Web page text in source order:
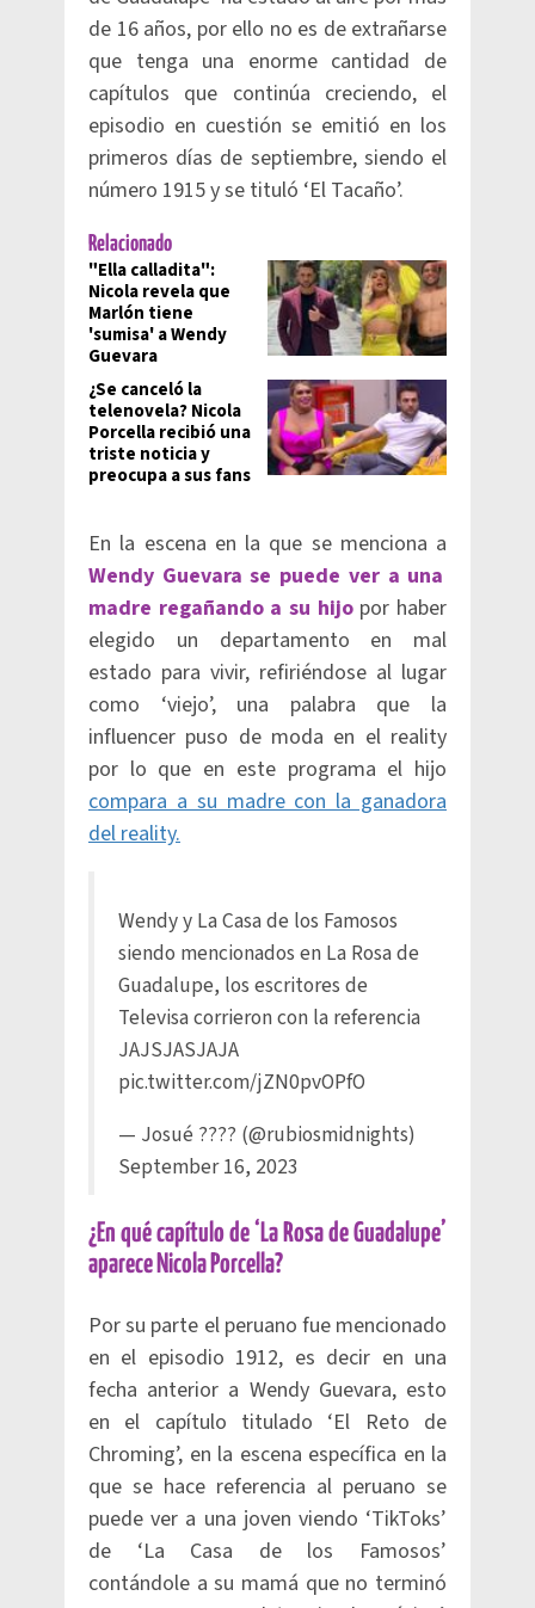
de 16 años, por ello no es de extrañarse
que tenga una enorme cantidad de
capítulos que continúa creciendo, el
episodio en cuestión se emitió en los
primeros días de septiembre, siendo el
número 1915 y se tituló ‘El Tacaño’.
Relacionado
"Ella calladita":
Nicola revela que
Marlón tiene
'sumisa' a Wendy
Guevara
¿Se canceló la
telenovela? Nicola
Porcella recibió una
triste noticia y
preocupa a sus fans
En la escena en la que se menciona a
Wendy Guevara se puede ver a una
madre regañando a su hijopor haber
elegido un departamento en mal
estado para vivir, refiriéndose al lugar
como ‘viejo’, una palabra que la
influencer puso de moda en el reality
por lo que en este programa el hijo
compara a su madre con la ganadora
del reality.
Wendy y La Casa de los Famosos
siendo mencionados en La Rosa de
Guadalupe, los escritores de
Televisa corrieron con la referencia
JAJSJASJAJA
pic.twitter.com/jZN0pvOPfO
— Josué ???? (@rubiosmidnights)
September 16, 2023
¿En qué capítulo de ‘La Rosa de Guadalupe’
aparece Nicola Porcella?
Por su parte el peruano fue mencionado
en el episodio 1912, es decir en una
fecha anterior a Wendy Guevara, esto
en el capítulo titulado ‘El Reto de
Chroming’, en la escena específica en la
que se hace referencia al peruano se
puede ver a una joven viendo ‘TikToks’
de ‘La Casa de los Famosos’
contándole a su mamá que no terminó